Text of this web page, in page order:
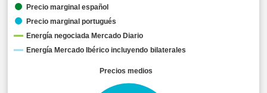
Precios medios
Precio marginal español
Precio marginal portugués
Energía negociada Mercado Diario
Energía Mercado Ibérico incluyendo bilaterales